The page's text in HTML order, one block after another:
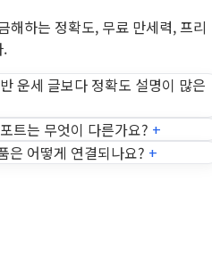
해하는 정확도, 무료 만세력, 프리
.
운세 글보다 정확도 설명이 많은
트는 무엇이 다른가요? +
은 어떻게 연결되나요? +